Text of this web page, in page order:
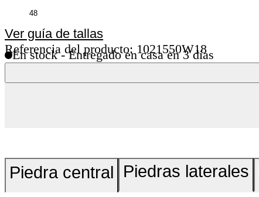
Ver guía de tallas
Referencia del producto: 1021550W18
En stock - Entregado en casa en 3 días
Piedra central Piedras laterales